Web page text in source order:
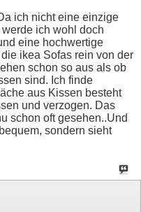
ich nicht eine einzige
ich wohl doch
eine hochwertige
ikea Sofas rein von der
schon so aus als ob
sind. Ich finde
aus Kissen besteht
und verzogen. Das
schon oft gesehen..Und
sondern sieht